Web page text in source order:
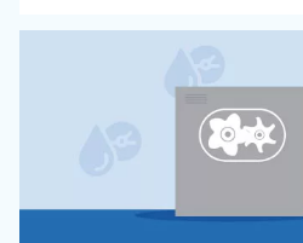
Póngase en
expertos
¿Necesita más
Rellene este
detalles posible y
en contacto con usted lo